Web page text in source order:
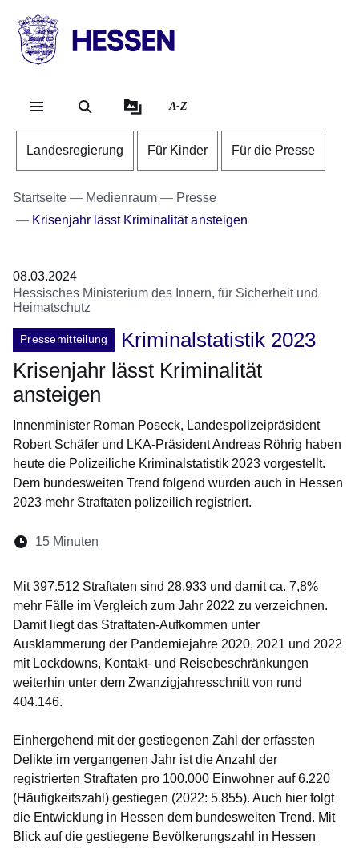
HESSEN
Landesregierung
A-Z
Landesregierung Für Kinder Für die Presse
Startseite Medienraum
Presse
Krisenjahr lässt Kriminalität ansteigen
08.03.2024
Hessisches Ministerium des Innern, für Sicherheit und
Heimatschutz
Pressemitteilung
Kriminalstatistik 2023
Krisenjahr lässt Kriminalität
ansteigen
Innenminister Roman Poseck, Landespolizeipräsident
Robert Schäfer und LKA-Präsident Andreas Röhrig haben
heute die Polizeiliche Kriminalstatistik 2023 vorgestellt.
Dem bundesweiten Trend folgend wurden auch in Hessen
2023 mehr Straftaten polizeilich registriert.
Lesedauer:
15 Minuten
Mit 397.512 Straftaten sind 28.933 und damit ca. 7,8%
mehr Fälle im Vergleich zum Jahr 2022 zu verzeichnen.
Damit liegt das Straftaten-Aufkommen unter
Ausklammerung der Pandemiejahre 2020, 2021 und 2022
mit Lockdowns, Kontakt- und Reisebeschränkungen
weiterhin unter dem Zwanzigjahresschnitt von rund
404.146.
Einhergehend mit der gestiegenen Zahl der erfassten
Delikte im vergangenen Jahr ist die Anzahl der
registrierten Straftaten pro 100.000 Einwohner auf 6.220
(Häufigkeitszahl) gestiegen (2022: 5.855). Auch hier folgt
die Entwicklung in Hessen dem bundesweiten Trend. Mit
Blick auf die gestiegene Bevölkerungszahl in Hessen